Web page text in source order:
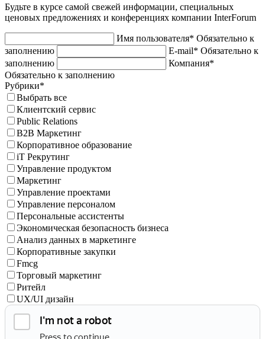
Будьте в курсе самой свежей информации, специальных
ценовых предложениях и конференциях компании InterForum
Имя пользователя* Обязательно к
заполнению
E-mail* Обязательно к
заполнению
Компания*
Обязательно к заполнению
Рубрики*
Выбрать все
Клиентский сервис
Public Relations
B2B Маркетинг
Корпоративное образование
iT Рекрутинг
Управление продуктом
Маркетинг
Управление проектами
Управление персоналом
Персональные ассистенты
Экономическая безопасность бизнеса
Анализ данных в маркетинге
Корпоративные закупки
Fmcg
Торговый маркетинг
Ритейл
UX/UI дизайн